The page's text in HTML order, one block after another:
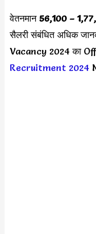
वेतनमान 56,100 –
सैलरी संबंधित अधिक
Vacancy 2024 का
Recruitment 2024